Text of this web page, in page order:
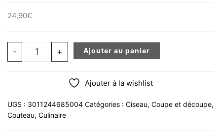
24,90€
- quantité de Ciseau à crustacés inox manche plastique
+ Ajouter au panier
Ajouter à la wishlist
UGS : 3011244685004 Catégories : Ciseau, Coupe et découpe,
Couteau, Culinaire